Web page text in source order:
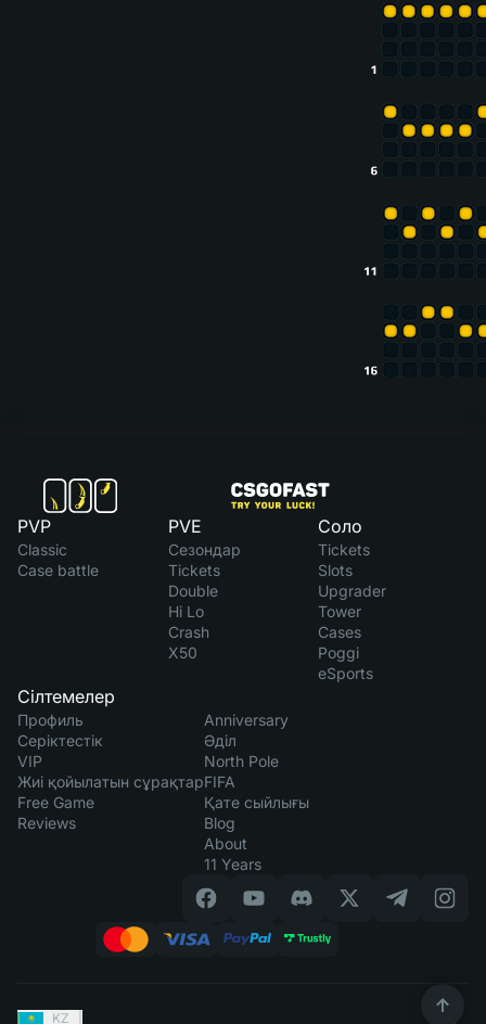
PVP
Classic
Case battle
PVE
Сезондар
Tickets
Double
Hi Lo
Crash
X50
Соло
Tickets
Slots
Upgrader
Tower
Cases
Poggi
eSports
Сілтемелер
Профиль
Серіктестік
VIP
Жиі қойылатын сұрақтар
Free Game
Reviews
Anniversary
Әділ
North Pole
FIFA
Қате сыйлығы
Blog
About
11 Years
KZ